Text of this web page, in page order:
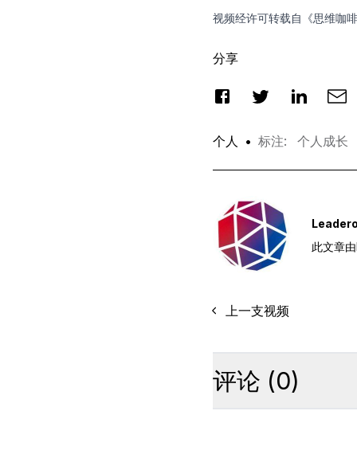
视频经许可转载自 《思维咖
分享
个人 • 标注: 个人成长
此文章
上一支视频
评论 (0)